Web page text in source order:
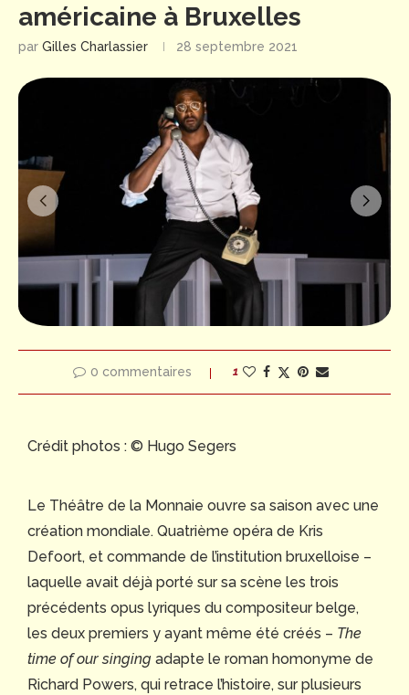
américaine à Bruxelles
par Gilles Charlassier 28 septembre 2021
0 commentaires 1
Crédit photos : © Hugo Segers
Le Théâtre de la Monnaie ouvre sa saison avec une
création mondiale. Quatrième opéra de Kris
Defoort, et commande de l’institution bruxelloise –
laquelle avait déjà porté sur sa scène les trois
précédents opus lyriques du compositeur belge,
les deux premiers y ayant même été créés – The
time of our singing adapte le roman homonyme de
Richard Powers, qui retrace l’histoire, sur plusieurs